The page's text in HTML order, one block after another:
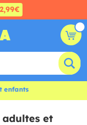
2,99€
enfants
adultes et